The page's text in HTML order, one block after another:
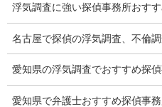
探偵社の要点
有責配偶者からの離婚
浮気をする人
浮気調査に強い探偵事務所おす
名古屋で探偵の浮気調査、不倫
愛知県の浮気調査でおすすめ探
愛知県で弁護士おすすめ探偵事